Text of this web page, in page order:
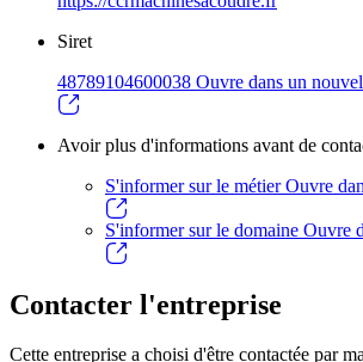
Siret
48789104600038 Ouvre dans un
Avoir plus d'informations avant de
S'informer sur le métierOuvre
S'informer sur le domaine Ouvre
Contacter l'entreprise
Cette entreprise a choisi d'être contactée par